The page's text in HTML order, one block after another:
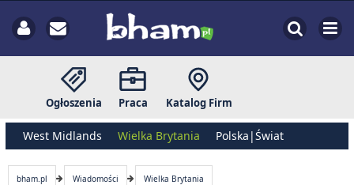
Ogłoszenia Praca Katalog Firm
West Midlands Wielka Brytania Polska|Świat
bham.pl Wiadomości Wielka Brytania